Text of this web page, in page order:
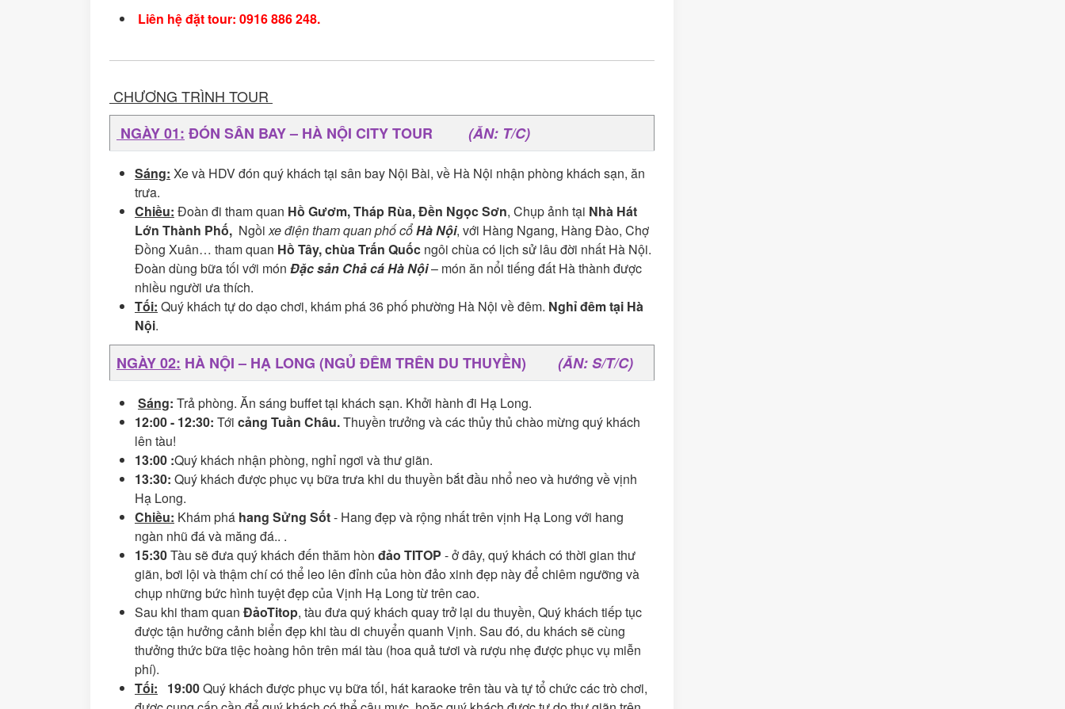
Liên hệ đặt tour: 0916 886 248.
CHƯƠNG TRÌNH TOUR
NGÀY 01: ĐÓN SÂN BAY – HÀ NỘI CITY TOUR (ĂN: T/C)
Sáng: Xe và HDV đón quý khách tại sân bay Nội Bài, về Hà Nội nhận phòng khách sạn, ăn
trưa.
Chiều: Đoàn đi tham quan Hồ Gươm, Tháp Rùa, Đền Ngọc Sơn, Chụp ảnh tại Nhà Hát
Lớn Thành Phố, Ngồi xe điện tham quan phố cổHà Nội, với Hàng Ngang, Hàng Đào, Chợ
Đồng Xuân… tham quan Hồ Tây, chùa Trấn Quốc ngôi chùa có lịch sử lâu đời nhất Hà Nội.
Đoàn dùng bữa tối với món Đặc sản Chả cá Hà Nội– món ăn nổi tiếng đất Hà thành được
nhiều người ưa thích.
Tối: Quý khách tự do dạo chơi, khám phá 36 phố phường Hà Nội về đêm. Nghỉ đêm tại Hà
Nội.
NGÀY 02: HÀ NỘI – HẠ LONG (NGỦ ĐÊM TRÊN DU THUYỀN) (ĂN: S/T/C)
Sáng: Trả phòng. Ăn sáng buffet tại khách sạn. Khởi hành đi Hạ Long.
12:00 - 12:30: Tới cảng Tuần Châu.Thuyền trưởng và các thủy thủ chào mừng quý khách
lên tàu!
13:00 :Quý khách nhận phòng, nghỉ ngơi và thư giãn.
13:30: Quý khách được phục vụ bữa trưa khi du thuyền bắt đầu nhổ neo và hướng về vịnh
Hạ Long.
Chiều: Khám phá hang Sửng Sốt- Hang đẹp và rộng nhất trên vịnh Hạ Long với hang
ngàn nhũ đá và măng đá.. .
15:30Tàu sẽ đưa quý khách đến thăm hòn đảo TITOP - ở đây, quý khách có thời gian thư
giãn, bơi lội và thậm chí có thể leo lên đỉnh của hòn đảo xinh đẹp này để chiêm ngưỡng và
chụp những bức hình tuyệt đẹp của Vịnh Hạ Long từ trên cao.
Sau khi tham quan ĐảoTitop, tàu đưa quý khách quay trở lại du thuyền, Quý khách tiếp tục
được tận hưởng cảnh biển đẹp khi tàu di chuyển quanh Vịnh. Sau đó, du khách sẽ cùng
thưởng thức bữa tiệc hoàng hôn trên mái tàu (hoa quả tươi và rượu nhẹ được phục vụ miễn
phí).
Tối: 19:00Quý khách được phục vụ bữa tối, hát karaoke trên tàu và tự tổ chức các trò chơi,